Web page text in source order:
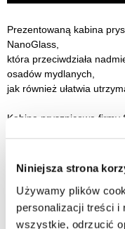
Niniejsza strona
Używamy plików
personalizacji treści i
wszystkie, odrzucić
Prezentowaną kabina
NanoGlass,
która przeciwdziała
osadów mydlanych,
jak również ułatwia
Kabina prysznicowa firmy
KABINA (WERSJA
Wymiar 80 cm drzwi x 80
wysokość.